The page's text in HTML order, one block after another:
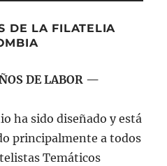
ERIO
R
NA
DE LA FILATELIA
DE LABOR —
ha sido diseñado y está
principalmente a todos
Temáticos